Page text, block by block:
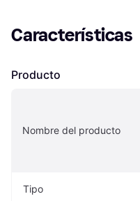
Características
Producto
Nombre del producto
Tipo